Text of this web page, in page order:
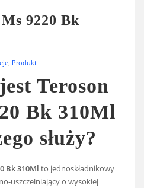
9220 Bk
Produkt
Teroson
Bk 310Ml
służy?
Bk 310Ml to jednoskładnikowy
uszczelniający o wysokiej